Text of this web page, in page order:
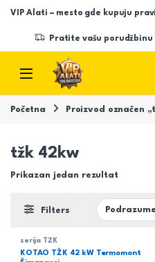
Skip to navigation
Skip to content
VIP Alati – mesto gde kupuju
Pratite vašu porudžbinu
Open
Početna Proizvod označen
tžk 42kw
Prikazan jedan rezultat
Filters
serija TŽK
KOTAO TŽK 42 kW Termomont